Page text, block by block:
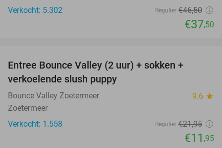
Verkocht: 5.302
Regulier €46,50
€37,50
Entree Bounce Valley (2 uur) + sokken +
verkoelende slush puppy
Bounce Valley Zoetermeer 9.6 star
Zoetermeer
Verkocht: 1.558
Regulier €21,95
€11 ,95